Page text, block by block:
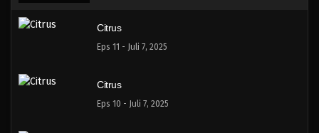
Citrus
Eps 11 - Juli 7, 2025
Citrus
Eps 10 - Juli 7, 2025